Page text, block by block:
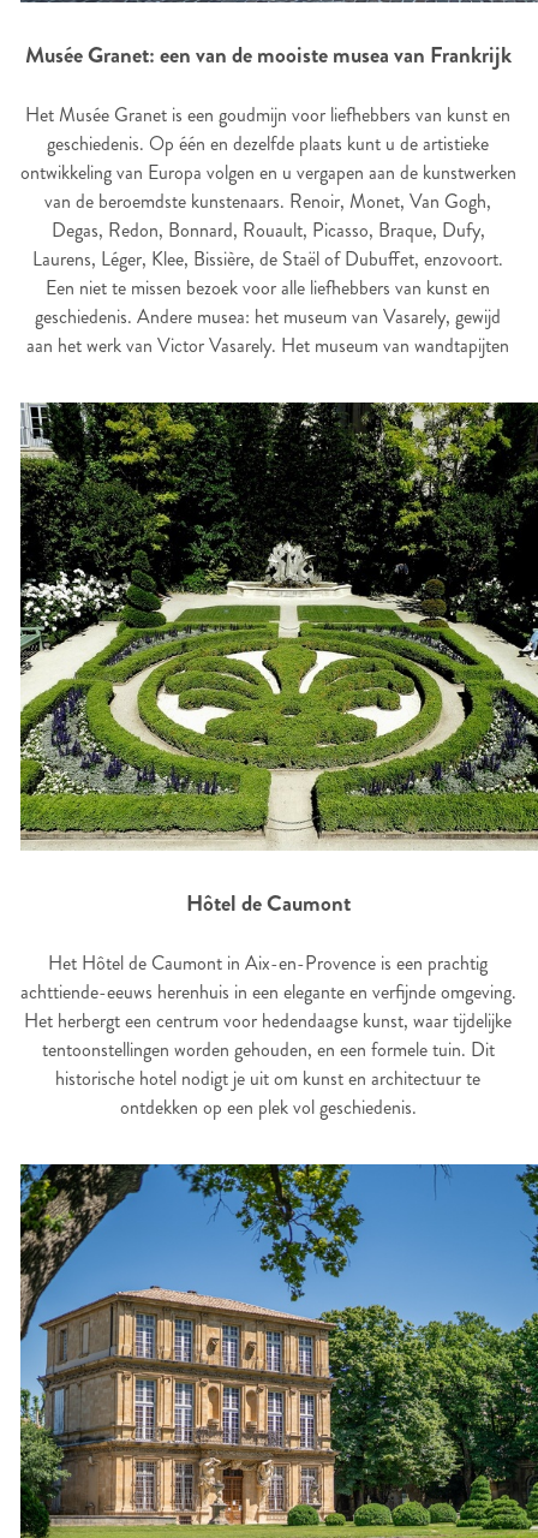
Musée Granet: een van de mooiste musea van Frankrijk
Het Musée Granet is een goudmijn voor liefhebbers van kunst en
geschiedenis. Op één en dezelfde plaats kunt u de artistieke
ontwikkeling van Europa volgen en u vergapen aan de kunstwerken
van de beroemdste kunstenaars. Renoir, Monet, Van Gogh,
Degas, Redon, Bonnard, Rouault, Picasso, Braque, Dufy,
Laurens, Léger, Klee, Bissière, de Staël of Dubuffet, enzovoort.
Een niet te missen bezoek voor alle liefhebbers van kunst en
geschiedenis. Andere musea: het museum van Vasarely, gewijd
aan het werk van Victor Vasarely. Het museum van wandtapijten
Hôtel de Caumont
Het Hôtel de Caumont in Aix-en-Provence is een prachtig
achttiende-eeuws herenhuis in een elegante en verfijnde omgeving.
Het herbergt een centrum voor hedendaagse kunst, waar tijdelijke
tentoonstellingen worden gehouden, en een formele tuin. Dit
historische hotel nodigt je uit om kunst en architectuur te
ontdekken op een plek vol geschiedenis.